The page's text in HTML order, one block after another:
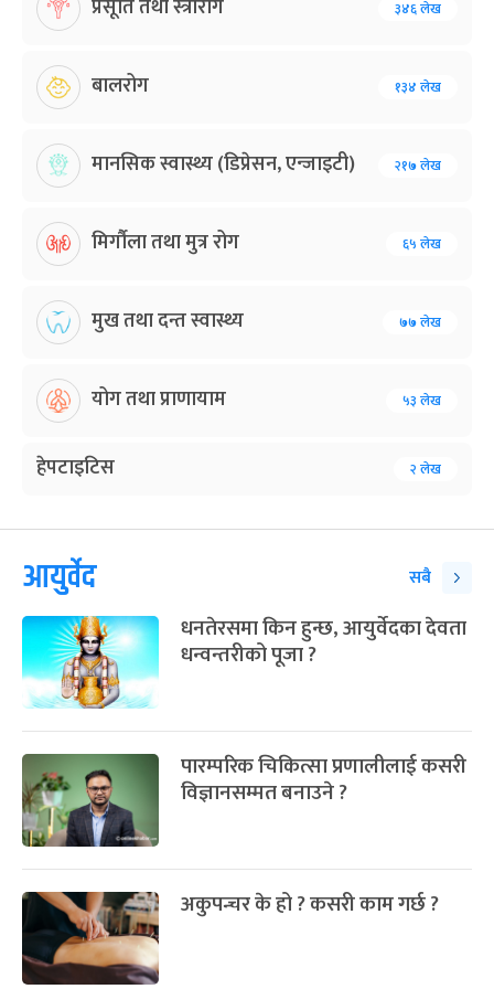
प्रसूति तथा स्त्रीरोग ३४६ लेख
बालरोग १३४ लेख
मानसिक स्वास्थ्य (डिप्रेसन, एन्जाइटी) २१७ लेख
मिर्गौला तथा मुत्र रोग ६५ लेख
मुख तथा दन्त स्वास्थ्य ७७ लेख
योग तथा प्राणायाम ५३ लेख
हेपटाइटिस २ लेख
आयुर्वेद सबै
धनतेरसमा किन हुन्छ, आयुर्वेदका देवता
धन्वन्तरीको पूजा ?
पारम्परिक चिकित्सा प्रणालीलाई कसरी
विज्ञानसम्मत बनाउने ?
अकुपन्चर के हो ? कसरी काम गर्छ ?